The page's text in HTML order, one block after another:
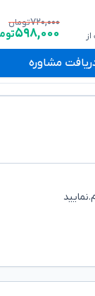
۷۲۰,۰۰۰تومان
۵۹۸,۰۰۰
مشاوره